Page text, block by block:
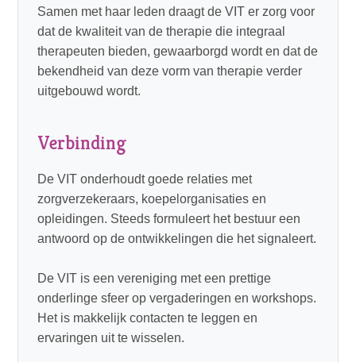
Samen met haar leden draagt de VIT er zorg voor
dat de kwaliteit van de therapie die integraal
therapeuten bieden, gewaarborgd wordt en dat de
bekendheid van deze vorm van therapie verder
uitgebouwd wordt.
Verbinding
De VIT onderhoudt goede relaties met
zorgverzekeraars, koepelorganisaties en
opleidingen. Steeds formuleert het bestuur een
antwoord op de ontwikkelingen die het signaleert.
De VIT is een vereniging met een prettige
onderlinge sfeer op vergaderingen en workshops.
Het is makkelijk contacten te leggen en
ervaringen uit te wisselen.